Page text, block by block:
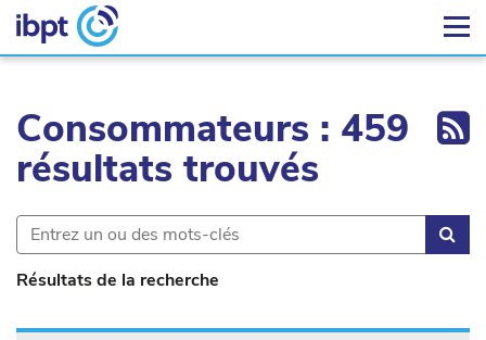
Consommateurs : 459
résultats trouvés
Résultats de la recherche